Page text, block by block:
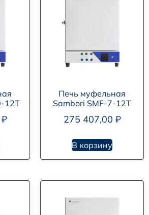
12T
₽
Печь муфельная
Sambori SMF-7-12T
275 407,00 ₽
В корзину